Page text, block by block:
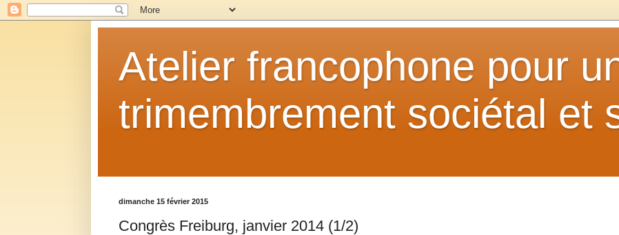
Atelier francophone pour
trimembrement sociétal et
dimanche 15 février 2015
Congrès Freiburg, janvier 2014 (1/2)